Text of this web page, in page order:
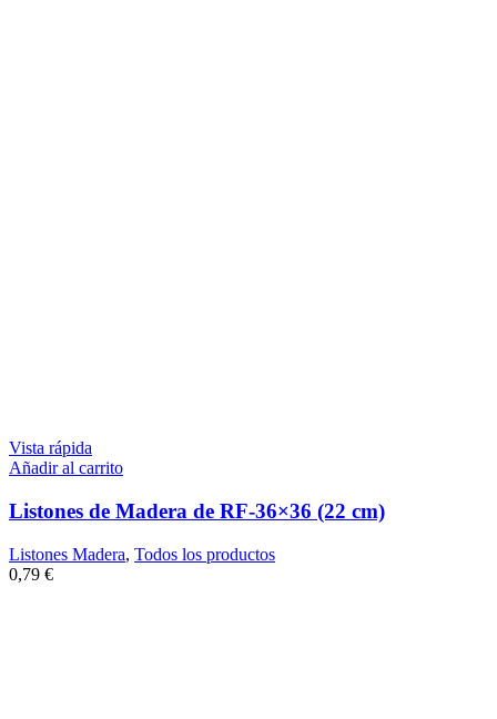
Vista rápida
Añadir al carrito
Listones de Madera de RF-36×36 (22 cm)
Listones Madera, Todos los productos
0,79 €